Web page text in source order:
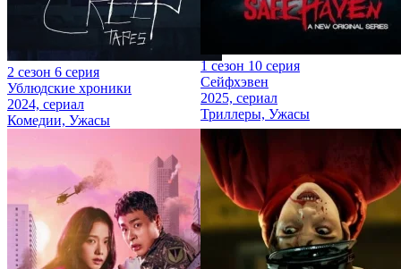
2 сезон 6 серия
Ублюдские хроники
2024, сериал
Комедии, Ужасы
1 сезон 10 серия
Сейфхэвен
2025, сериал
Триллеры, Ужасы